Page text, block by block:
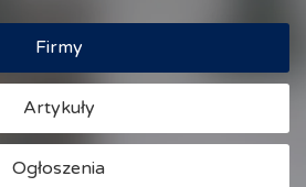
Firmy
Artykuły
Ogłoszenia